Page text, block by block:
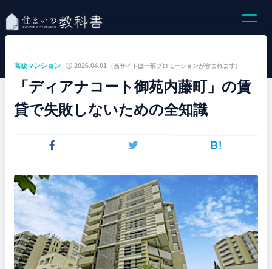
（当サイトは一部プロモーションが含まれます）
高級マンション 2026.04.01
「ディアナコート御苑内藤町」の賃
貸で失敗しないための全知識
B!